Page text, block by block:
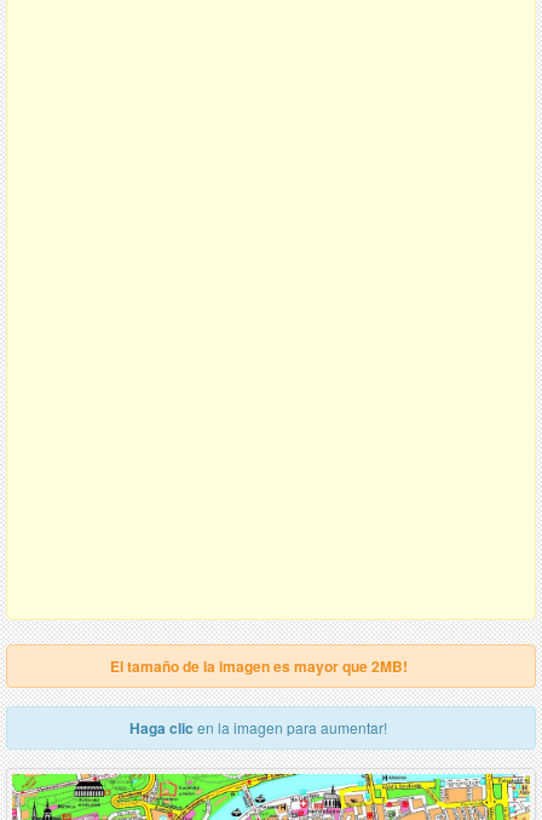
El tamaño de la imagen es mayor que 2MB!
Haga clic en la imagen para aumentar!